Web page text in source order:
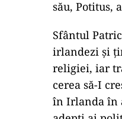
său, Potitus,
Sfântul
irlandezi şi
religiei, iar
cerea să-I
în Irlanda în